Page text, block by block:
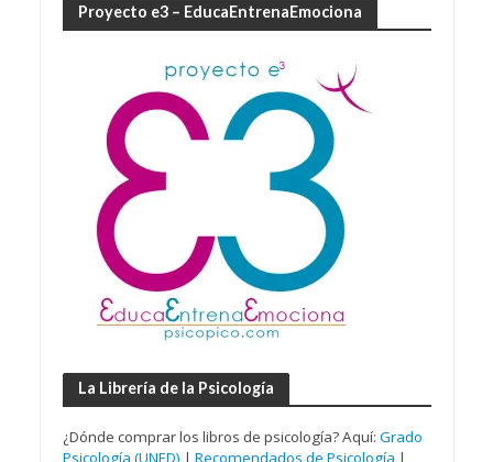
Proyecto e3 – EducaEntrenaEmociona
La Librería de la Psicología
¿Dónde comprar los libros de psicología? Aquí: Grado
Psicología (UNED) | Recomendados de Psicología |